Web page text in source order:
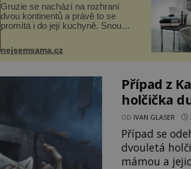
Gruzie se nachází na rozhraní
dvou kontinentů a právě to se
promítá i do její kuchyně. Snoubí
a díky tomu vznikají rozmanité a
chuťově bohaté pokrmy, které
rozhodně st...
nejsemsama.cz
Případ z
holčička
OD IVAN GLASER
Případ se
dvouletá
mámou a